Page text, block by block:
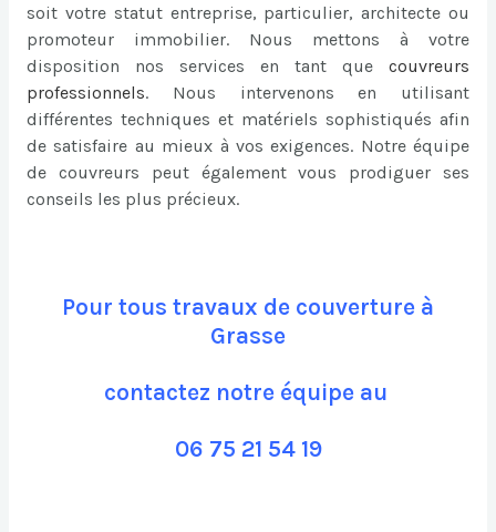
soit votre statut entreprise, particulier, architecte ou
promoteur immobilier. Nous mettons à votre
disposition nos services en tant que couvreurs
professionnels. Nous intervenons en utilisant
différentes techniques et matériels sophistiqués afin
de satisfaire au mieux à vos exigences. Notre équipe
de couvreurs peut également vous prodiguer ses
conseils les plus précieux.
Pour tous travaux de couverture à
Grasse
contactez notre équipe au
06 75 21 54 19